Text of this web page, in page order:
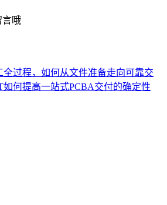
言哦
全过程，如何从文件准备走向可靠交
如何提高一站式PCBA交付的确定性